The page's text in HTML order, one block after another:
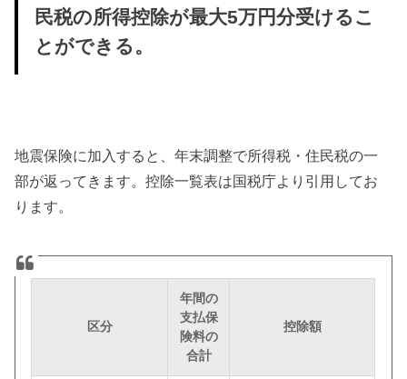
民税の所得控除が最大5万円分受けるこ
とができる。
地震保険に加入すると、年末調整で所得税・住民税の一
部が返ってきます。控除一覧表は国税庁より引用してお
ります。
区分
年間の
支払保
険料の
合計
控除額